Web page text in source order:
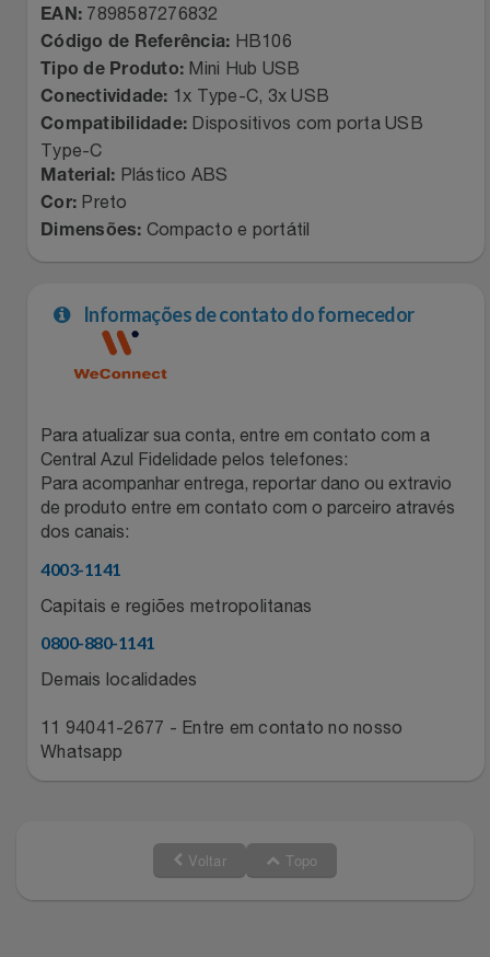
EAN: 7898587276832
Código de Referência: HB106
Tipo de Produto: Mini Hub USB
Conectividade: 1x Type-C, 3x USB
Compatibilidade: Dispositivos com porta USB
Type-C
Material: Plástico ABS
Cor: Preto
Dimensões: Compacto e portátil
Informações de contato do fornecedor
Para atualizar sua conta, entre em contato com a
Central Azul Fidelidade pelos telefones:
Para acompanhar entrega, reportar dano ou extravio
de produto entre em contato com o parceiro através
dos canais:
4003-1141
Capitais e regiões metropolitanas
0800-880-1141
Demais localidades
11 94041-2677 - Entre em contato no nosso
Whatsapp
Voltar Topo